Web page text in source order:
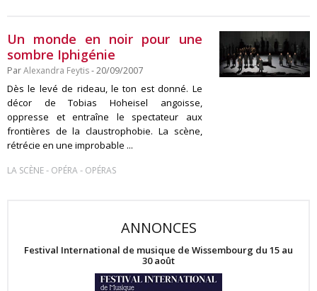
Un monde en noir pour une
sombre Iphigénie
ParAlexandra Feytis- 20/09/2007
Dès le levé de rideau, le ton est donné. Le
décor de Tobias Hoheisel angoisse,
oppresse et entraîne le spectateur aux
frontières de la claustrophobie. La scène,
rétrécie en une improbable ...
LA SCÈNE- OPÉRA- OPÉRAS
ANNONCES
Festival International de musique de Wissembourg du 15 au
30 août